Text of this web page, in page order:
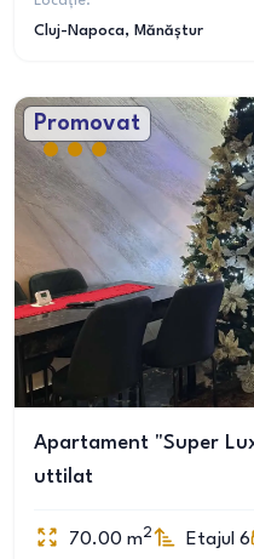
Cluj-Napoca, Mănăștur
Promovat
Apartament "Super
uttilat
70.00 m2 Etajul 6